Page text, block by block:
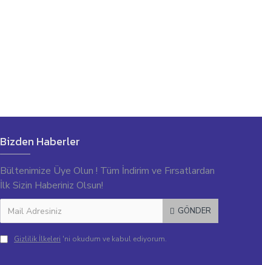
Bizden Haberler
Bültenimize Üye Olun ! Tüm İndirim ve Fırsatlardan
İlk Sizin Haberiniz Olsun!
GÖNDER
Gizlilik İlkeleri 'ni okudum ve kabul ediyorum.